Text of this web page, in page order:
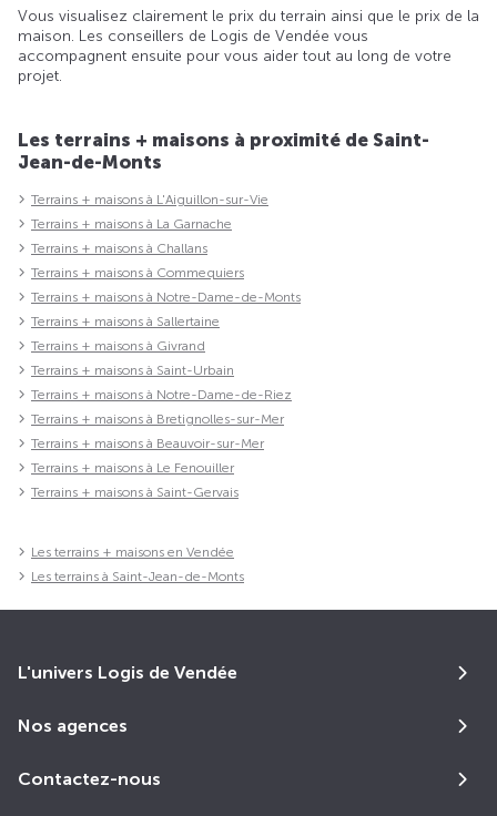
Vous visualisez clairement le prix du terrain ainsi que le prix de la
maison. Les conseillers de Logis de Vendée vous
accompagnent ensuite pour vous aider tout au long de votre
projet.
Les terrains + maisons à proximité de Saint-
Jean-de-Monts
Terrains + maisons à L'Aiguillon-sur-Vie
Terrains + maisons à La Garnache
Terrains + maisons à Challans
Terrains + maisons à Commequiers
Terrains + maisons à Notre-Dame-de-Monts
Terrains + maisons à Sallertaine
Terrains + maisons à Givrand
Terrains + maisons à Saint-Urbain
Terrains + maisons à Notre-Dame-de-Riez
Terrains + maisons à Bretignolles-sur-Mer
Terrains + maisons à Beauvoir-sur-Mer
Terrains + maisons à Le Fenouiller
Terrains + maisons à Saint-Gervais
Les terrains + maisons en Vendée
Les terrains à Saint-Jean-de-Monts
L'univers Logis de Vendée
Nos agences
Contactez-nous